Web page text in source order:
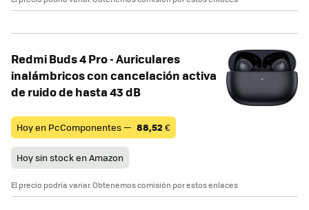
Redmi Buds 4 Pro - Auriculares
inalámbricos con cancelación activa
de ruido de hasta 43 dB
Hoy en PcComponentes — 88,52 €
Hoy sin stock en Amazon
El precio podría variar. Obtenemos comisión por estos enlaces